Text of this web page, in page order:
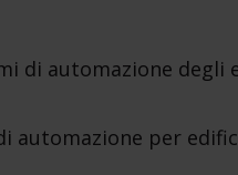
di automazione degli
automazione per